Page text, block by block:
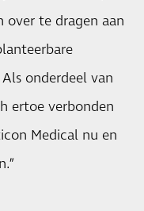
te dragen aan
onderdeel van
ertoe verbonden
Medical nu en